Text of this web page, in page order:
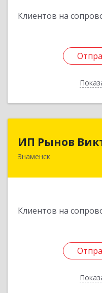
Клиентов на
ИП Рынов
Знаменск
Клиентов на